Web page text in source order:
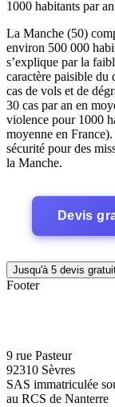
1000 habitants par
La Manche (50)
environ 500 000
s’explique par la
caractère paisible du
cas de vols et de
30 cas par an en
violence pour 1000
moyenne en
sécurité pour des
la Manche.
Devis
Jusqu'à 5 devis
Footer
9 rue Pasteur
92310 Sèvres
SAS immatriculée
au RCS de Nanterre